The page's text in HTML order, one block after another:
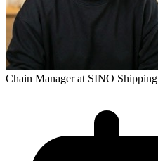
Chain Manager at SINO Shipping